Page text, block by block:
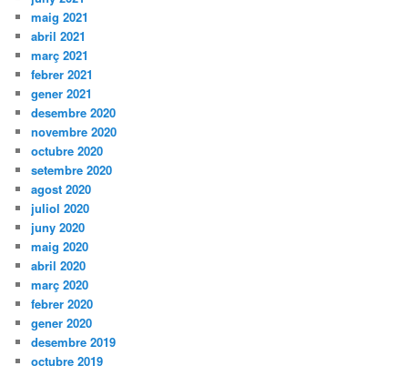
maig 2021
abril 2021
març 2021
febrer 2021
gener 2021
desembre 2020
novembre 2020
octubre 2020
setembre 2020
agost 2020
juliol 2020
juny 2020
maig 2020
abril 2020
març 2020
febrer 2020
gener 2020
desembre 2019
octubre 2019